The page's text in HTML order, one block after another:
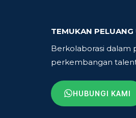
TEMUKAN
Berkolaborasi dalam
perkembangan
HUBUNGI KAMI